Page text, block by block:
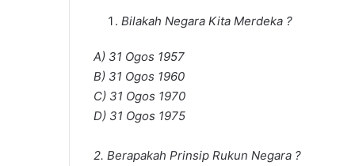
Bilakah Negara Kita Merdeka ?
A) 31 Ogos 1957
B) 31 Ogos 1960
C) 31 Ogos 1970
D) 31 Ogos 1975
2. Berapakah Prinsip Rukun Negara ?
PTPTN
Cara Settle Hutang PTPTN